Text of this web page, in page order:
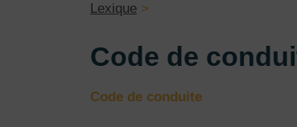
Lexique >
Code de
Code de conduite